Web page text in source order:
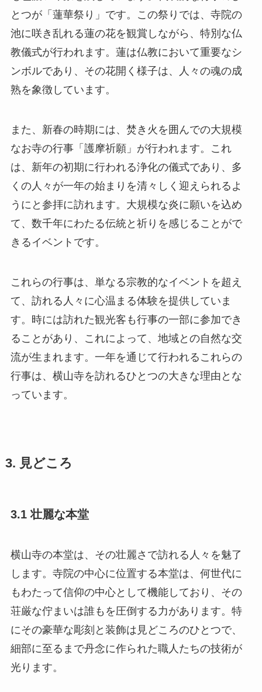
とつが「蓮華祭り」です。この祭りでは、寺院の
池に咲き乱れる蓮の花を観賞しながら、特別な仏
教儀式が行われます。蓮は仏教において重要なシ
ンボルであり、その花開く様子は、人々の魂の成
熟を象徴しています。
また、新春の時期には、焚き火を囲んでの大規模
なお寺の行事「護摩祈願」が行われます。これ
は、新年の初期に行われる浄化の儀式であり、多
くの人々が一年の始まりを清々しく迎えられるよ
うにと参拝に訪れます。大規模な炎に願いを込め
て、数千年にわたる伝統と祈りを感じることがで
きるイベントです。
これらの行事は、単なる宗教的なイベントを超え
て、訪れる人々に心温まる体験を提供していま
す。時には訪れた観光客も行事の一部に参加でき
ることがあり、これによって、地域との自然な交
流が生まれます。一年を通じて行われるこれらの
行事は、横山寺を訪れるひとつの大きな理由とな
っています。
3. 見どころ
3.1 壮麗な本堂
横山寺の本堂は、その壮麗さで訪れる人々を魅了
します。寺院の中心に位置する本堂は、何世代に
もわたって信仰の中心として機能しており、その
荘厳な佇まいは誰もを圧倒する力があります。特
にその豪華な彫刻と装飾は見どころのひとつで、
細部に至るまで丹念に作られた職人たちの技術が
光ります。